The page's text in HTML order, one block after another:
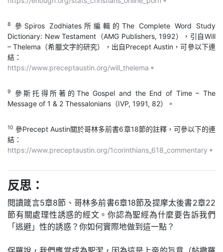
8
參Spiros Zodhiates所編輯的The Complete Word Study
Dictionary: New Testament（AMG Publishers, 1992），引自Will
– Thelema（希臘文字的研究），出自Precept Austin，可參以下連
結：
https://www.preceptaustin.org/will_thelema 。
9
參斯托得所著的The Gospel and the End of Time – The
Message of 1 & 2 Thessalonians（IVP, 1991, 82）。
10 參Precept Austin關於哥林多前書6章18節的註釋，可參以下的連
結：
https://www.preceptaustin.org/1corinthians_618_commentary 。
反思：
閱讀箴言5章8節、哥林多前書6章18節及提摩太後書2章22
節有關處理性誘惑的經文。你認為聖經為什麼要告訴我們
「逃避」性的誘惑？你如何實際地做到這一點？